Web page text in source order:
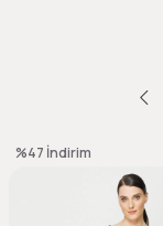
%47 İndirim